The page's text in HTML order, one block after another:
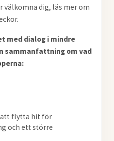
välkomna dig, läs mer om
med dialog i mindre
sammanfattning om vad
flytta hit för
och ett större